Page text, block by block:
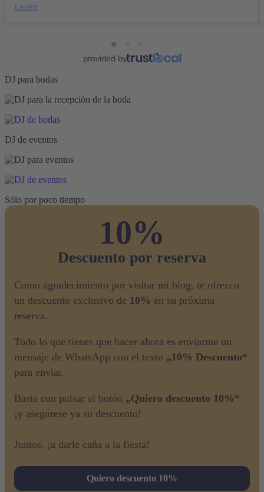
Lesen
provided by
DJ para bodas
DJ de eventos
Sólo por poco tiempo
10%
Descuento por reserva
Como agradecimiento por visitar mi blog, te ofrezco
un descuento exclusivo de 10% en su próxima
reserva.
Todo lo que tienes que hacer ahora es enviarme un
mensaje de WhatsApp con el texto „10% Descuento“
para enviar.
Basta con pulsar el botón „Quiero descuento 10%“
¡y asegúrese ya su descuento!
Juntos, ¡a darle caña a la fiesta!
Quiero descuento 10%